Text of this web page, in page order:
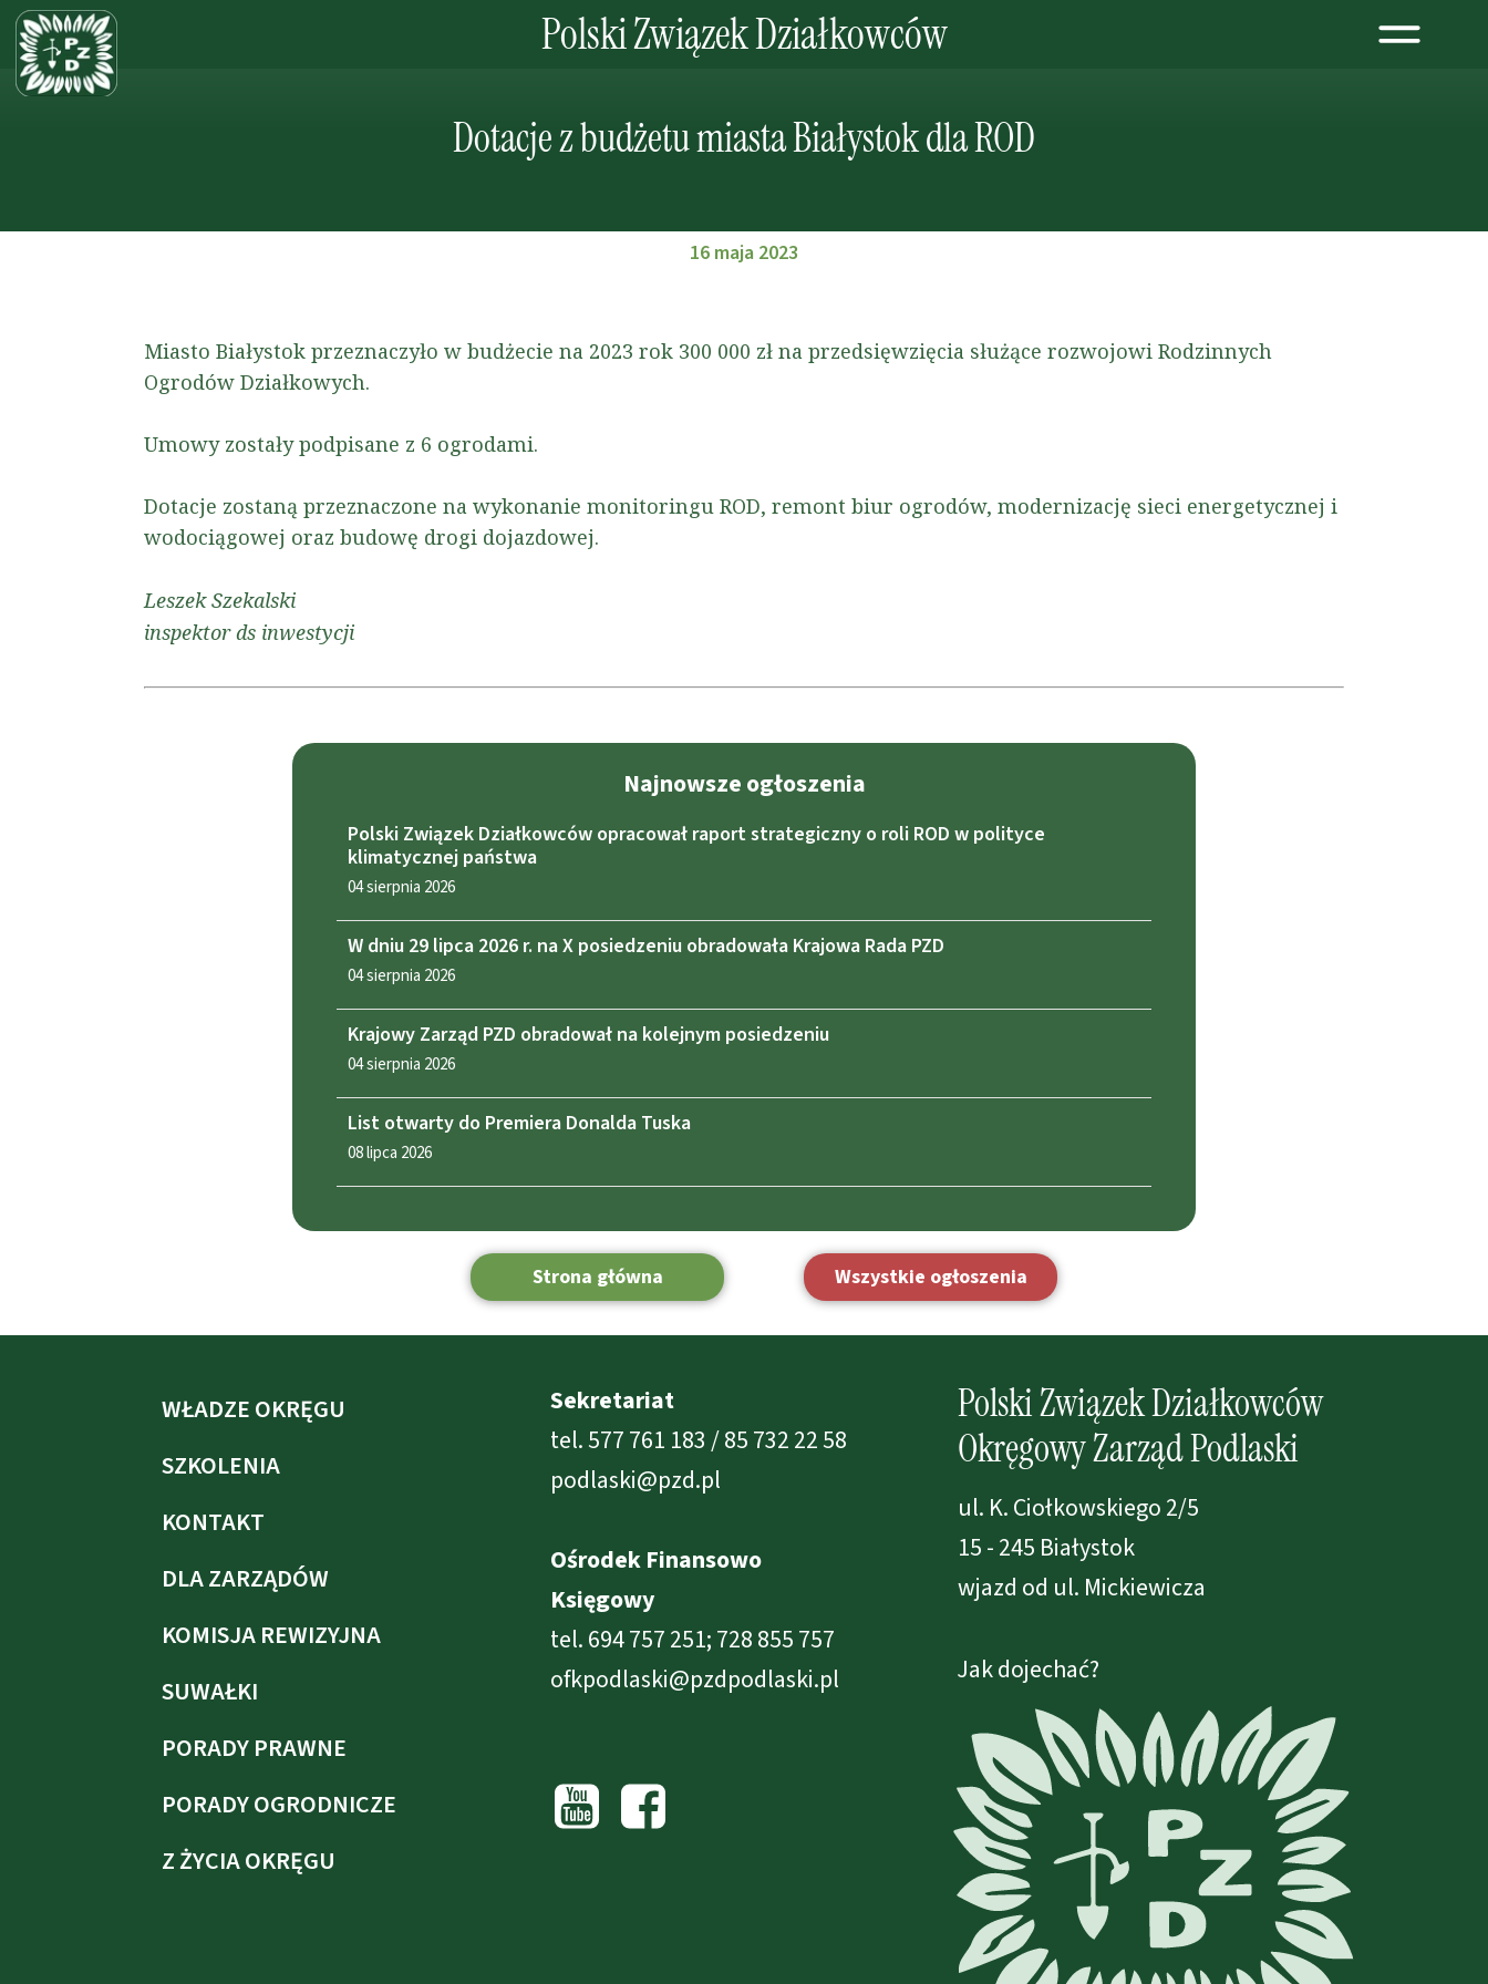
Polski Związek Działkowców
Najnowsze ogłoszenia
Polski Związek Działkowców opracował raport strategiczny o roli ROD w polityce
klimatycznej państwa
04 sierpnia 2026
W dniu 29 lipca 2026 r. na X posiedzeniu obradowała Krajowa Rada PZD
04 sierpnia 2026
Krajowy Zarząd PZD obradował na kolejnym posiedzeniu
04 sierpnia 2026
List otwarty do Premiera Donalda Tuska
08 lipca 2026
Wszystkie ogłoszenia
Strona główna
Dotacje z budżetu miasta Białystok dla ROD
16 maja 2023
Miasto Białystok przeznaczyło w budżecie na 2023 rok 300 000 zł na przedsięwzięcia służące rozwojowi Rodzinnych
Ogrodów Działkowych.
Umowy zostały podpisane z 6 ogrodami.
Dotacje zostaną przeznaczone na wykonanie monitoringu ROD, remont biur ogrodów, modernizację sieci energetycznej i
wodociągowej oraz budowę drogi dojazdowej.
Leszek Szekalski
inspektor ds inwestycji
Jak dojechać?
Polski Związek Działkowców
Okręgowy Zarząd Podlaski
ul. K. Ciołkowskiego 2/5
15 - 245 Białystok
wjazd od ul. Mickiewicza
Sekretariat
tel. 577 761 183 / 85 732 22 58
podlaski@pzd.pl
Ośrodek Finansowo
Księgowy
tel. 694 757 251; 728 855 757
ofkpodlaski@pzdpodlaski.pl
WŁADZE OKRĘGU
SZKOLENIA
KONTAKT
DLA ZARZĄDÓW
KOMISJA REWIZYJNA
SUWAŁKI
PORADY PRAWNE
PORADY OGRODNICZE
Z ŻYCIA OKRĘGU